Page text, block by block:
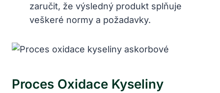
zaručit, že výsledný produkt splňuje
veškeré normy a požadavky.
Proces Oxidace Kyseliny